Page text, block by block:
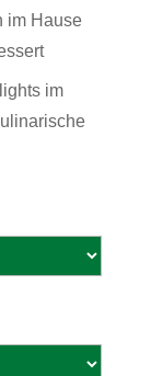
im Hause
im